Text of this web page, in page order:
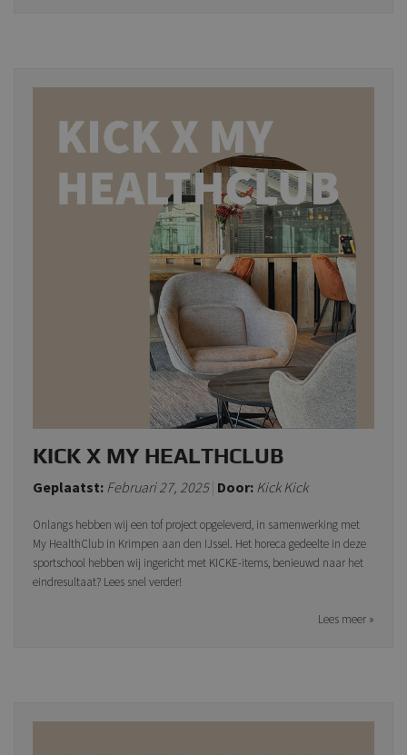
KICK X MY HEALTHCLUB
Geplaatst: Februari 27, 2025 Door: Kick Kick
Onlangs hebben wij een tof project opgeleverd, in samenwerking met
My HealthClub in Krimpen aan den IJssel. Het horeca gedeelte in deze
sportschool hebben wij ingericht met KICKE-items, benieuwd naar het
eindresultaat? Lees snel verder!
Lees meer »